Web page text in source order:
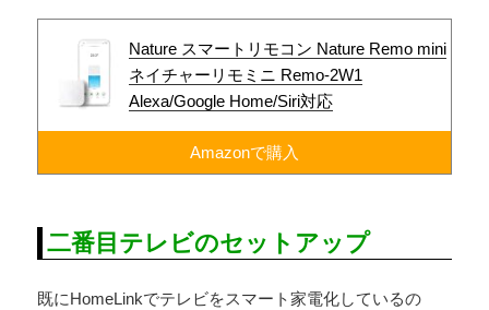
Nature スマートリモコン Nature Remo mini
ネイチャーリモミニ Remo-2W1
Alexa/Google Home/Siri対応
Amazonで購入
二番目テレビのセットアップ
既にHomeLinkでテレビをスマート家電化しているの